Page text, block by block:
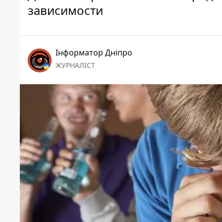
зависимости
Інформатор Дніпро
ЖУРНАЛІСТ